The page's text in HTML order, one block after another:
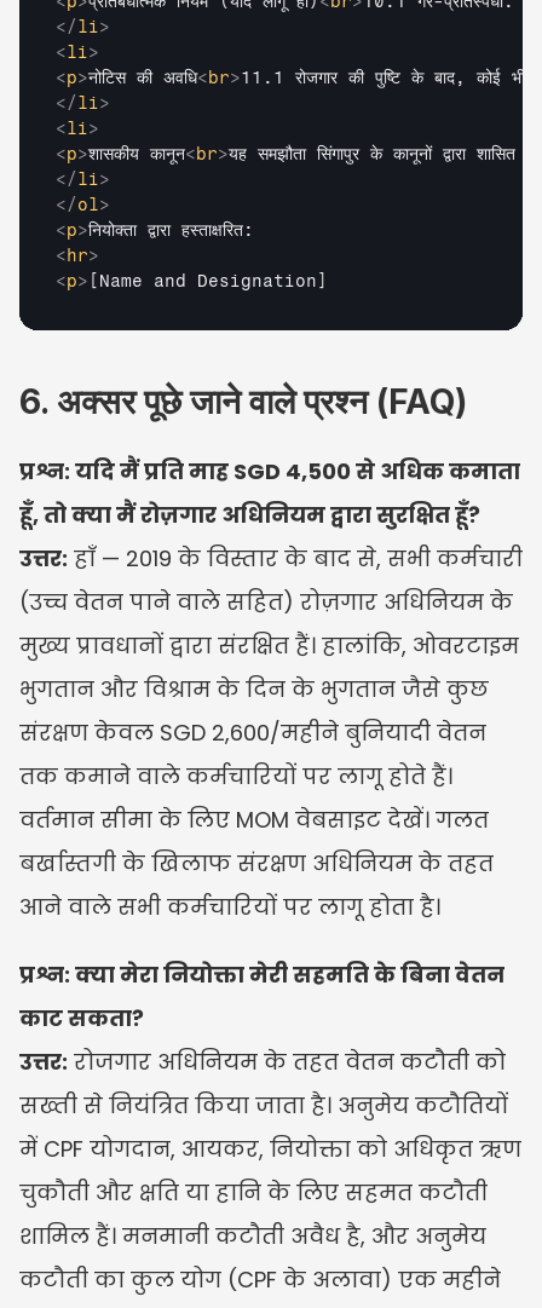
</li>
<li>
<p>नोटिस की अवधि<br>11.1 रोजगार की पुष्टि के बाद, कोई
</li>
<li>
<p>शासकीय कानून<br>यह समझौता सिंगापुर के कानूनों द्वारा
</li>
</ol>
<p>नियोक्ता द्वारा हस्ताक्षरित:
<hr>
<p> [Name and Designation]
6. अक्सर पूछे जाने वाले प्रश्न (FAQ)
प्रश्न: यदि मैं प्रति माह SGD 4,500 से अधिक कमाता
हूँ, तो क्या मैं रोज़गार अधिनियम द्वारा सुरक्षित हूँ?
उत्तर: हाँ — 2019 के विस्तार के बाद से, सभी कर्मचारी
(उच्च वेतन पाने वाले सहित) रोज़गार अधिनियम के
मुख्य प्रावधानों द्वारा संरक्षित हैं। हालांकि, ओवरटाइम
भुगतान और विश्राम के दिन के भुगतान जैसे कुछ
संरक्षण केवल SGD 2,600/महीने बुनियादी वेतन
तक कमाने वाले कर्मचारियों पर लागू होते हैं।
वर्तमान सीमा के लिए MOM वेबसाइट देखें। गलत
बर्खास्तगी के खिलाफ संरक्षण अधिनियम के तहत
आने वाले सभी कर्मचारियों पर लागू होता है।
प्रश्न: क्या मेरा नियोक्ता मेरी सहमति के बिना वेतन
काट सकता?
उत्तर: रोजगार अधिनियम के तहत वेतन कटौती को
सख्ती से नियंत्रित किया जाता है। अनुमेय कटौतियों
में CPF योगदान, आयकर, नियोक्ता को अधिकृत ऋण
चुकौती और क्षति या हानि के लिए सहमत कटौती
शामिल हैं। मनमानी कटौती अवैध है, और अनुमेय
कटौती का कुल योग (CPF के अलावा) एक महीने